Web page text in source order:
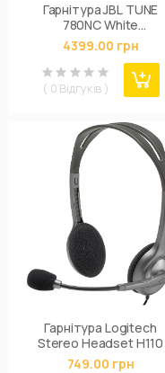
Гарнітура JBL TUNE
780NC White
(JBLT780NCWHT)
4399.00 грн
( 0 Відгуків )
Гарнітура Logitech
Stereo Headset H110
749.00 грн